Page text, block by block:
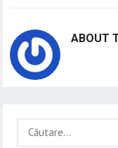
ABOUT
Caută
după: